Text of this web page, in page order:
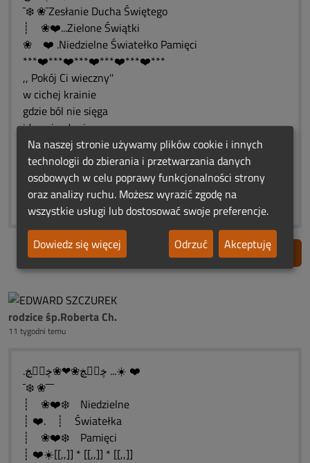
¯❄️ ❀¯Zesłanie Ducha Świętego
┊ ❀❤️...Zielone Świątki
❀ ❤️ .Niedzielne Światełko Pamięci
***❤️***❤️***❤️***❤️***❤️***
,, Pokój Ci wieczny''
w cichej krainie
gdzie ból nie sięga
i łza nie płynie.
Gdzie tylko słychać
Boga głos serdeczny.
,, Pokój Ci wieczny ''.
***❤️***❤️***❤️***❤️***❤️***
Zgłoś nadużycie
rodzice śp.Roberta Ch.
11 tygodni temu
.ڿڰۣڿ❀❤❀ڿڰۣڿ ...☀️ ❤️
¯❄️ ❀¯¯¯
┊ ❀❤️❄️ Niedzielne
┊ ❤️. ┊ Światełka
┊ ❀❤️❄️ Pamięci
┊ ❤️☀️[[,,]] * [[,,]] * [[,,]]
Na naszej stronie używamy plików cookie i innych
technologii do zbierania i przetwarzania danych
osobowych w celu poprawy funkcjonalności strony
oraz analizy ruchu. Możesz wyrazić zgodę na
wszystkie usługi lub dostosować swoje preferencje.
Dowiedz się więcej
Odrzuć Akceptuję